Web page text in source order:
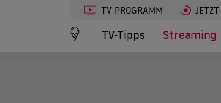
TV-PROGRAMM
TV-Tipps Streaming